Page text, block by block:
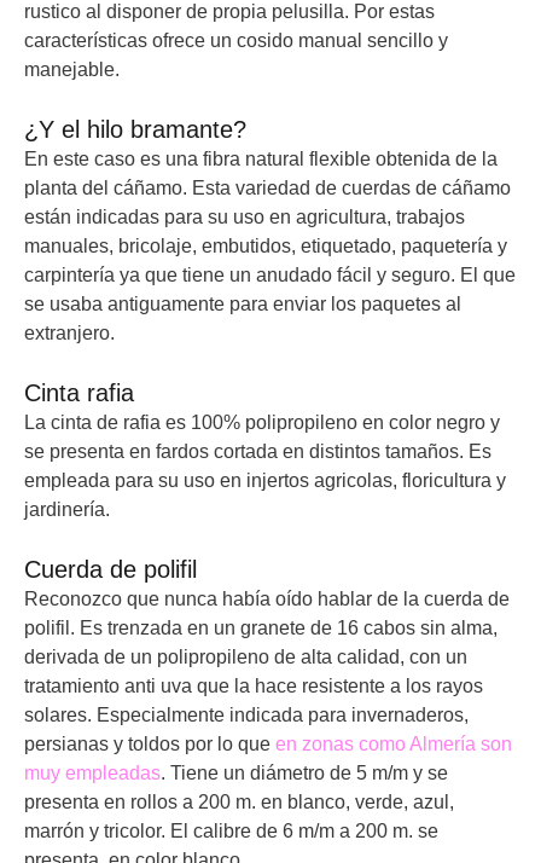
rustico al disponer de propia pelusilla. Por estas
características ofrece un cosido manual sencillo y
manejable.
¿Y el hilo bramante?
En este caso es una fibra natural flexible obtenida de la
planta del cáñamo. Esta variedad de cuerdas de cáñamo
están indicadas para su uso en agricultura, trabajos
manuales, bricolaje, embutidos, etiquetado, paquetería y
carpintería ya que tiene un anudado fácil y seguro. El que
se usaba antiguamente para enviar los paquetes al
extranjero.
Cinta rafia
La cinta de rafia es 100% polipropileno en color negro y
se presenta en fardos cortada en distintos tamaños. Es
empleada para su uso en injertos agricolas, floricultura y
jardinería.
Cuerda de polifil
Reconozco que nunca había oído hablar de la cuerda de
polifil. Es trenzada en un granete de 16 cabos sin alma,
derivada de un polipropileno de alta calidad, con un
tratamiento anti uva que la hace resistente a los rayos
solares. Especialmente indicada para invernaderos,
persianas y toldos por lo que en zonas como Almería son
muy empleadas. Tiene un diámetro de 5 m/m y se
presenta en rollos a 200 m. en blanco, verde, azul,
marrón y tricolor. El calibre de 6 m/m a 200 m. se